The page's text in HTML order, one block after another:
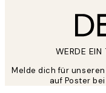
WERDE EIN
Melde dich für
auf Poster